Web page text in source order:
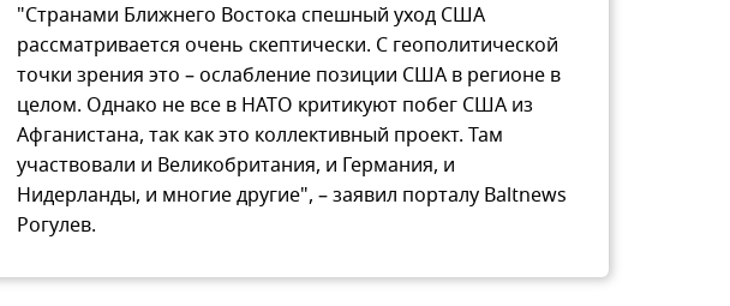
"Странами Ближнего Востока спешный уход США
рассматривается очень скептически. С геополитической
точки зрения это – ослабление позиции США в регионе в
целом. Однако не все в НАТО критикуют побег США из
Афганистана, так как это коллективный проект. Там
участвовали и Великобритания, и Германия, и
Нидерланды, и многие другие", – заявил порталу Baltnews
Рогулев.